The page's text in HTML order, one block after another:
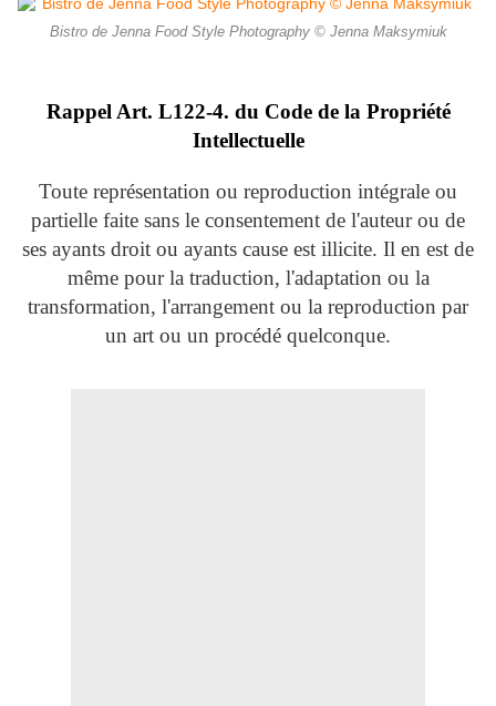
Bistro de Jenna Food Style Photography © Jenna Maksymiuk
Rappel Art. L122-4. du Code de la Propriété
Intellectuelle
Toute représentation ou reproduction intégrale ou
partielle faite sans le consentement de l'auteur ou de
ses ayants droit ou ayants cause est illicite. Il en est de
même pour la traduction, l'adaptation ou la
transformation, l'arrangement ou la reproduction par
un art ou un procédé quelconque.